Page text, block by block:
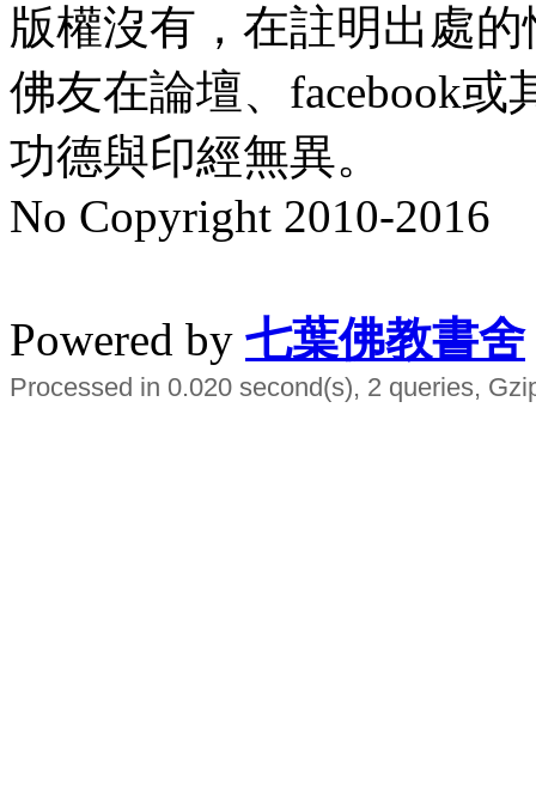
版權沒有，在註明出處
佛友在論壇、facebook
功德與印經無異。
No Copyright 2010-2016
Powered by 七葉佛教書舍
Processed in 0.020 second(s), 2 queries,